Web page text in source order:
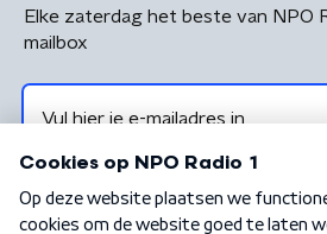
Elke zaterdag het beste van NPO
mailbox